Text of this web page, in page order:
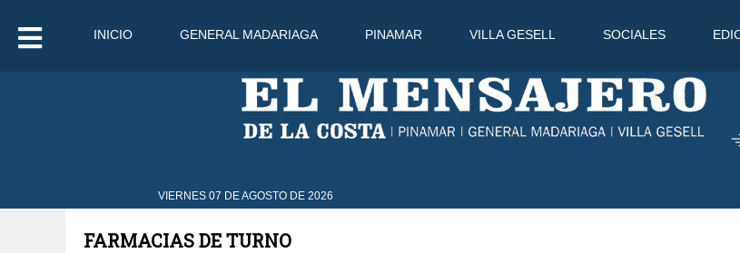
VIERNES 07 DE AGOSTO DE 2026
FARMACIAS DE TURNO